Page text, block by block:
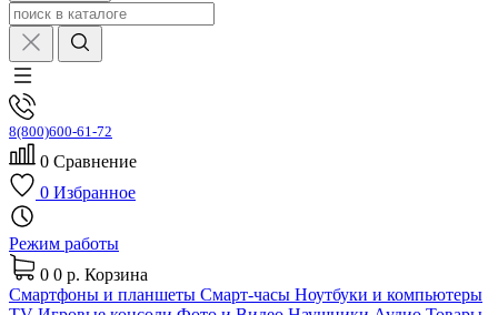
8(800)600-61-72
0 Сравнение
0 Избранное
Режим работы
0 0 р. Корзина
Смартфоны и планшеты Смарт-часы Ноутбуки и компьютеры